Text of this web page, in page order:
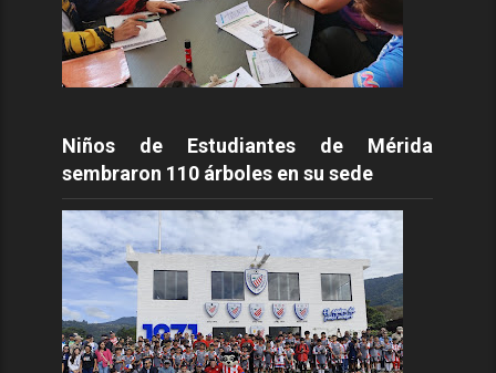
Niños de Estudiantes de Mérida
sembraron 110 árboles en su sede